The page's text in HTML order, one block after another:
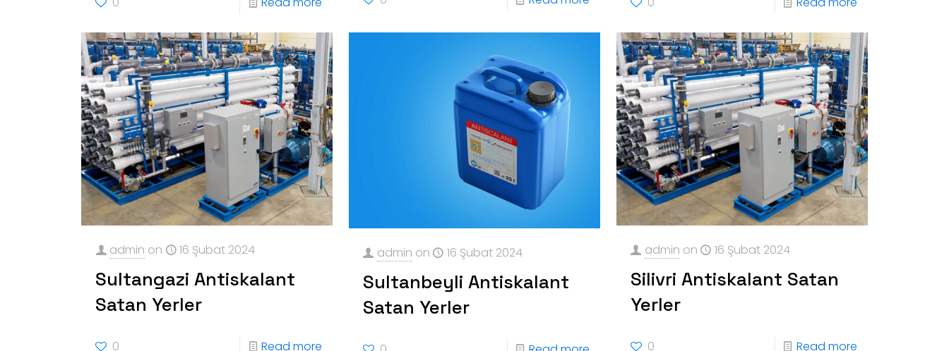
admin on 16 Şubat 2024
Sultangazi Antiskalant
Satan Yerler
0 Read more
admin on 16 Şubat 2024
Sultanbeyli Antiskalant
Satan Yerler
admin on 16 Şubat 2024
Silivri Antiskalant Satan
Yerler
0 Read more